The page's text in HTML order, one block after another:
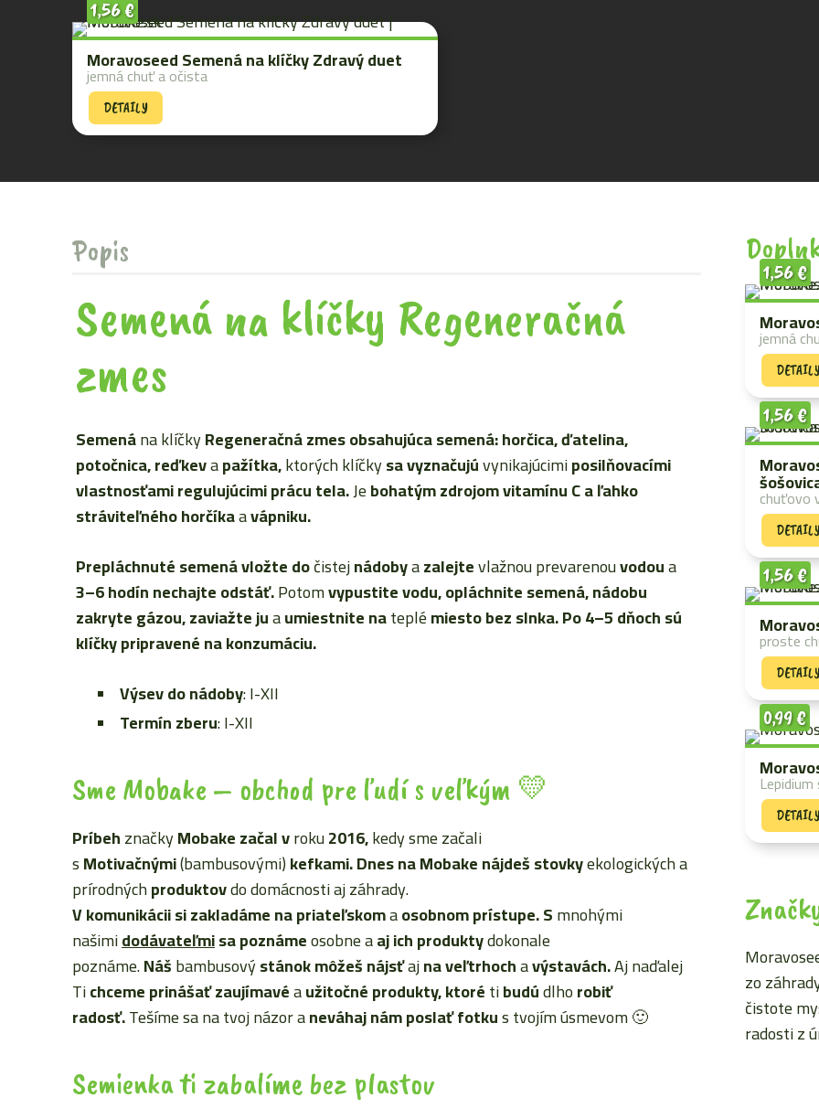
Popis
Semená na klíčky Regeneračná
zmes
Semenána klíčkyRegeneračná zmes obsahujúca semená: horčica, ďatelina,
potočnica, reďkevapažítka,ktorých klíčkysa vyznačujúvynikajúcimiposilňovacími
vlastnosťami regulujúcimi prácu tela.Jebohatým zdrojom vitamínu C a ľahko
stráviteľného horčíkaavápniku.
Prepláchnutésemená vložte dočistejnádobyazalejtevlažnou prevarenouvodoua
3–6 hodín nechajte odstáť.Potomvypustite vodu, opláchnite semená, nádobu
zakryte gázou, zaviažte juaumiestnite nateplémiesto bez slnka. Po4–5 dňoch sú
klíčky pripravené na konzumáciu.
Výsev do nádoby: I-XII
Termín zberu: I-XII
Sme Mobake – obchod pre ľudí s veľkým 💛
PríbehznačkyMobake začalvroku2016,kedy sme začali
sMotivačnými(bambusovými)kefkami. Dnes na Mobake nájdeš stovkyekologických a
prírodnýchproduktovdo domácnosti aj záhrady.
V komunikáciisi zakladámena priateľskomaosobnom prístupe. Smnohými
našimidodávateľmisa poznámeosobne aaj ich produktydokonale
poznáme.Nášbambusovýstánok môžeš nájsťajna veľtrhochavýstavách.Aj naďalej
Tichceme prinášaťzaujímavéaužitočné produkty, ktorétibudúdlhorobiť
radosť.Tešíme sa na tvoj názor aneváhaj nám poslať fotkus tvojím úsmevom 🙂
Semienka ti zabalíme bez plastov
zo
čistote
radosti z
1,56€
jemná
1,56€
chuťovo
1,56€
proste
0,99€
Moravoseed Semená na klíčky Zdravý duet
1,56€
jemná chuť a očista
DETAILY